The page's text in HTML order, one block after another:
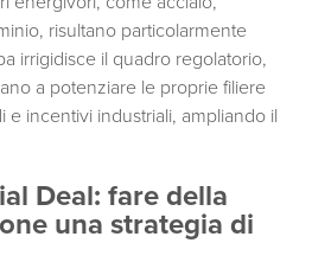
risultano particolarmente
irrigidisce il quadro regolatorio,
a potenziare le proprie filiere
e incentivi industriali, ampliando il
Deal: fare della
una strategia di